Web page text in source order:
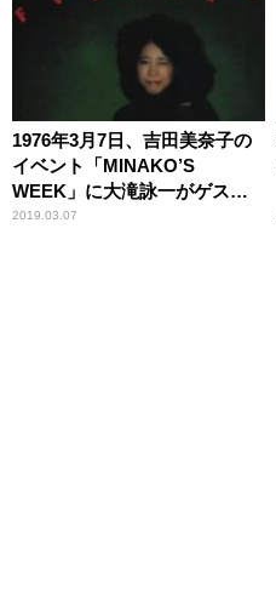
ン」のミュージック・ビデオ
が初めて放映される
1976年3月7日、吉田美奈子の
イベント「MINAKO’S
WEEK」に大滝詠一がゲスト
出演
2019.03.07